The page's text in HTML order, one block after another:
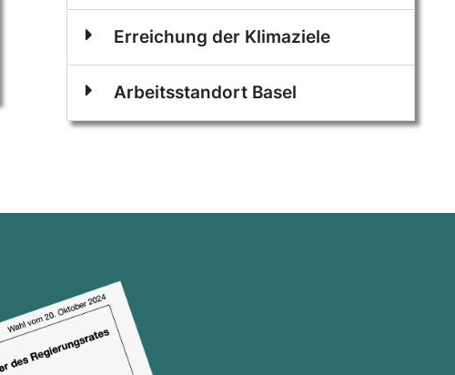
Erreichung der Klimaziele
Arbeitsstandort Basel